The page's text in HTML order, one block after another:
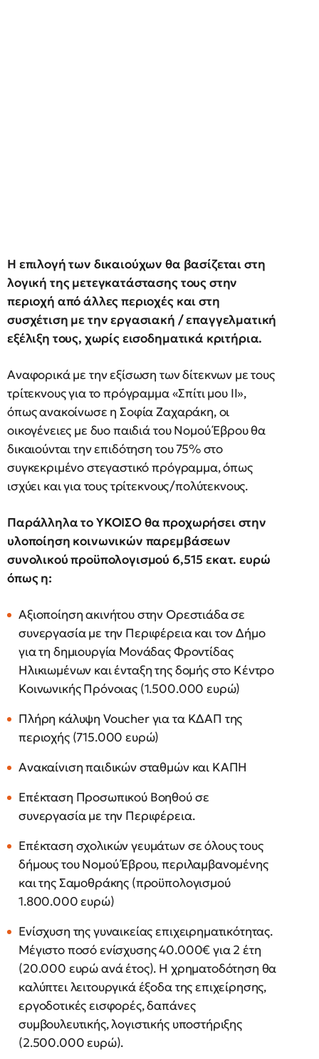
Η επιλογή των δικαιούχων θα βασίζεται στη
λογική της μετεγκατάστασης τους στην
περιοχή από άλλες περιοχές και στη
συσχέτιση με την εργασιακή / επαγγελματική
εξέλιξη τους, χωρίς εισοδηματικά κριτήρια.
Αναφορικά με την εξίσωση των δίτεκνων με τους
τρίτεκνους για το πρόγραμμα «Σπίτι μου ΙΙ»,
όπως ανακοίνωσε η Σοφία Ζαχαράκη, οι
οικογένειες με δυο παιδιά του Νομού Έβρου θα
δικαιούνται την επιδότηση του 75% στο
συγκεκριμένο στεγαστικό πρόγραμμα, όπως
ισχύει και για τους τρίτεκνους/πολύτεκνους.
Παράλληλα το ΥΚΟΙΣΟ θα προχωρήσει στην
υλοποίηση κοινωνικών παρεμβάσεων
συνολικού προϋπολογισμού 6,515 εκατ. ευρώ
όπως η:
Αξιοποίηση ακινήτου στην Ορεστιάδα σε
συνεργασία με την Περιφέρεια και τον Δήμο
για τη δημιουργία Μονάδας Φροντίδας
Ηλικιωμένων και ένταξη της δομής στο Κέντρο
Κοινωνικής Πρόνοιας (1.500.000 ευρώ)
Πλήρη κάλυψη Voucher για τα ΚΔΑΠ της
περιοχής (715.000 ευρώ)
Ανακαίνιση παιδικών σταθμών και ΚΑΠΗ
Επέκταση Προσωπικού Βοηθού σε
συνεργασία με την Περιφέρεια.
Επέκταση σχολικών γευμάτων σε όλους τους
δήμους του Νομού Έβρου, περιλαμβανομένης
και της Σαμοθράκης (προϋπολογισμού
1.800.000 ευρώ)
Ενίσχυση της γυναικείας επιχειρηματικότητας.
Μέγιστο ποσό ενίσχυσης 40.000€ για 2 έτη
(20.000 ευρώ ανά έτος). Η χρηματοδότηση θα
καλύπτει λειτουργικά έξοδα της επιχείρησης,
εργοδοτικές εισφορές, δαπάνες
συμβουλευτικής, λογιστικής υποστήριξης
(2.500.000 ευρώ).